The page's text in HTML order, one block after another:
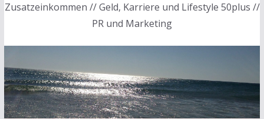
Zusatzeinkommen // Geld, Karriere und Lifestyle 50plus //
PR und Marketing